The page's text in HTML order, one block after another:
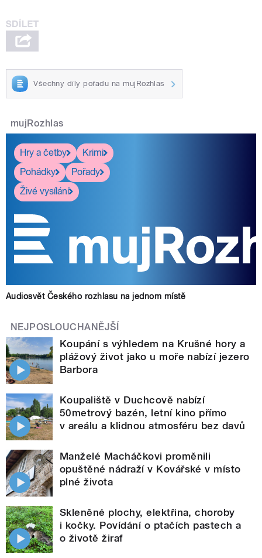
Všechny díly pořadu na mujRozhlas
mujRozhlas
Hry a četby
Krimi
Pohádky
Pořady
Živé vysílání
Audiosvět Českého rozhlasu na jednom místě
NEJPOSLOUCHANĚJŠÍ
Koupání s výhledem na Krušné hory a
plážový život jako u moře nabízí jezero
Barbora
Koupaliště v Duchcově nabízí
50metrový bazén, letní kino přímo
v areálu a klidnou atmosféru bez davů
Manželé Macháčkovi proměnili
opuštěné nádraží v Kovářské v místo
plné života
Skleněné plochy, elektřina, choroby
i kočky. Povídání o ptačích pastech a
o životě žiraf